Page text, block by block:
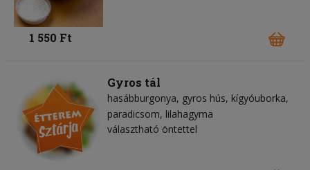
1 550 Ft
Gyros tál
hasábburgonya gyros hús kígyóuborka
paradicsom lilahagyma
választható öntettel